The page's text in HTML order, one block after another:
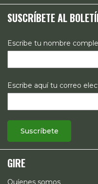
estrategias de
estado de los derechos
SUSCRÍBETE AL
Escribe tu nombre
Escribe aquí tu correo
GIRE